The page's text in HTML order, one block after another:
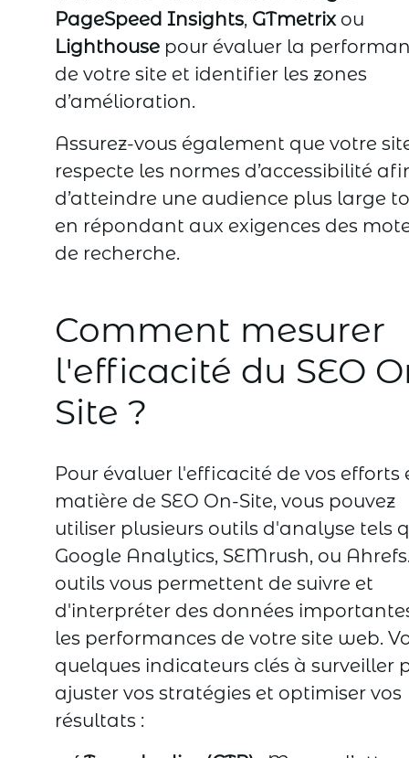
PageSpeed Insights, GTmetrixou
Lighthouse pour évaluer la
de votre site et identifier les zones
d’amélioration.
Assurez-vous également que votre
respecte les normes d’accessibilité
d’atteindre une audience plus large
en répondant aux exigences des
de recherche.
Comment mesurer
l'efficacité du SEO
Site ?
Pour évaluer l'efficacité de vos efforts
matière de SEO On-Site, vous pouvez
utiliser plusieurs outils d'analyse tels
Google Analytics, SEMrush, ou
outils vous permettent de suivre et
d'interpréter des données
les performances de votre site web.
quelques indicateurs clés à surveiller
ajuster vos stratégies et optimiser vos
résultats :